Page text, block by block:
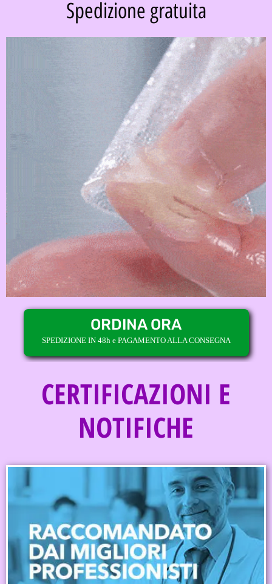
Spedizione gratuita
ORDINA ORA
SPEDIZIONE IN 48h e PAGAMENTO ALLA CONSEGNA
CERTIFICAZIONI E
NOTIFICHE